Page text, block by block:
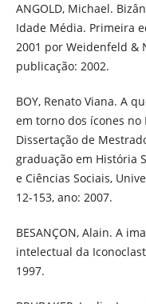
ANGOLD, Michael.
Idade Média. Primeira
2001 por Weidenfeld &
publicação: 2002.
BOY, Renato Viana. A
em torno dos ícones no
Dissertação de
graduação em História
e Ciências Sociais,
12-153, ano: 2007.
BESANÇON, Alain. A
intelectual da
1997.